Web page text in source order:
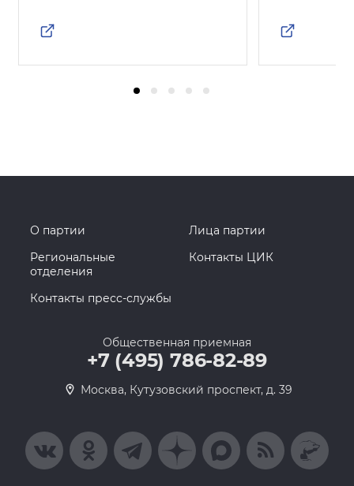
О партии
Лица партии
Региональные
отделения
Контакты ЦИК
Контакты пресс-службы
Общественная приемная
+7 (495) 786-82-89
Москва, Кутузовский проспект, д. 39